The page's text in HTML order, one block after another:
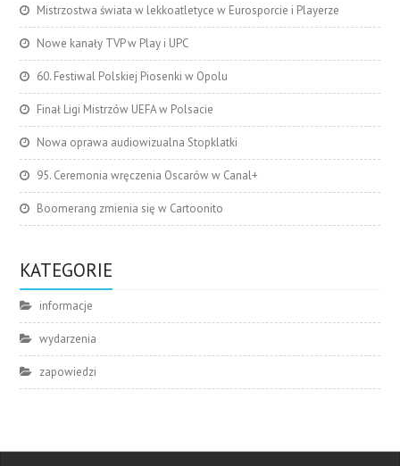
Mistrzostwa świata w lekkoatletyce w Eurosporcie i Playerze
Nowe kanały TVP w Play i UPC
60. Festiwal Polskiej Piosenki w Opolu
Finał Ligi Mistrzów UEFA w Polsacie
Nowa oprawa audiowizualna Stopklatki
95. Ceremonia wręczenia Oscarów w Canal+
Boomerang zmienia się w Cartoonito
KATEGORIE
informacje
wydarzenia
zapowiedzi